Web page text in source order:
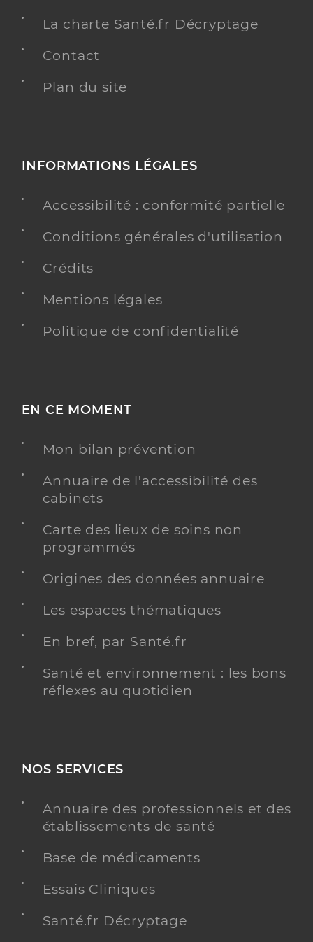
La charte Santé.fr Décryptage
Contact
Plan du site
INFORMATIONS LÉGALES
Accessibilité : conformité partielle
Conditions générales d'utilisation
Crédits
Mentions légales
Politique de confidentialité
EN CE MOMENT
Mon bilan prévention
Annuaire de l'accessibilité des
cabinets
Carte des lieux de soins non
programmés
Origines des données annuaire
Les espaces thématiques
En bref, par Santé.fr
Santé et environnement : les bons
réflexes au quotidien
NOS SERVICES
Annuaire des professionnels et des
établissements de santé
Base de médicaments
Essais Cliniques
Santé.fr Décryptage